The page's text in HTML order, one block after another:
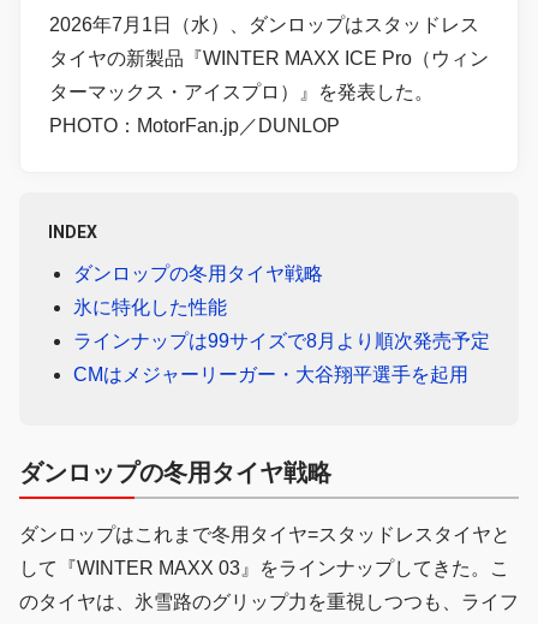
2026年7月1日（水）、ダンロップはスタッドレス
タイヤの新製品『WINTER MAXX ICE Pro（ウィン
ターマックス・アイスプロ）』を発表した。
PHOTO：MotorFan.jp／DUNLOP
INDEX
ダンロップの冬用タイヤ戦略
氷に特化した性能
ラインナップは99サイズで8月より順次発売予定
CMはメジャーリーガー・大谷翔平選手を起用
ダンロップの冬用タイヤ戦略
ダンロップはこれまで冬用タイヤ=スタッドレスタイヤと
して『WINTER MAXX 03』をラインナップしてきた。こ
のタイヤは、氷雪路のグリップ力を重視しつつも、ライフ